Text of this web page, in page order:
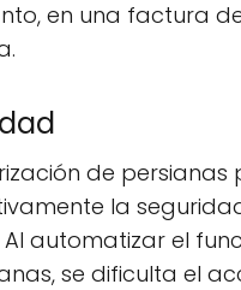
en una factura
de persianas
la
Al automatizar el
se dificulta el